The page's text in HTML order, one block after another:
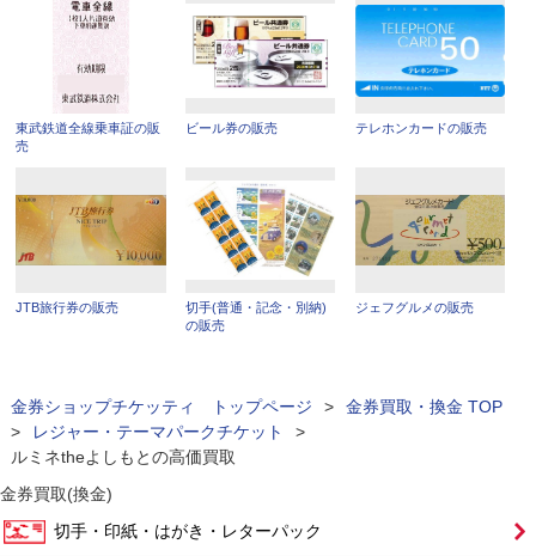
東武鉄道全線乗車証の販
売
ビール券の販売 テレホンカードの販売
JTB旅行券の販売
切手(普通・記念・別納)
の販売
ジェフグルメの販売
金券ショップチケッティ トップページ >
金券買取・換金 TOP
>
レジャー・テーマパークチケット
>
ルミネtheよしもとの高価買取
金券買取(換金)
切手・印紙・はがき・レターパック